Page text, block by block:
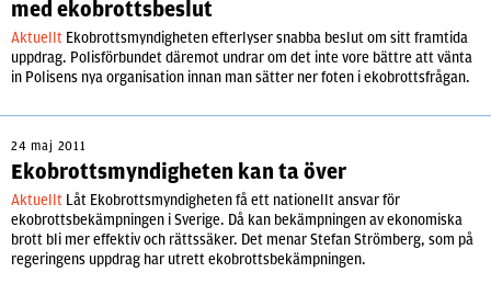
med ekobrottsbeslut
Aktuellt Ekobrottsmyndigheten efterlyser snabba beslut om sitt framtida
uppdrag. Polisförbundet däremot undrar om det inte vore bättre att vänta
in Polisens nya organisation innan man sätter ner foten i ekobrottsfrågan.
24 maj 2011
Ekobrottsmyndigheten kan ta över
Aktuellt Låt Ekobrottsmyndigheten få ett nationellt ansvar för
ekobrottsbekämpningen i Sverige. Då kan bekämpningen av ekonomiska
brott bli mer effektiv och rättssäker. Det menar Stefan Strömberg, som på
regeringens uppdrag har utrett ekobrottsbekämpningen.